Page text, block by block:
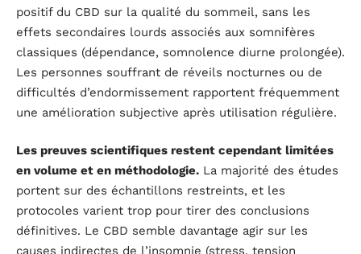
positif du CBD sur la qualité du sommeil, sans les
effets secondaires lourds associés aux somnifères
classiques (dépendance, somnolence diurne prolongée).
Les personnes souffrant de réveils nocturnes ou de
difficultés d’endormissement rapportent fréquemment
une amélioration subjective après utilisation régulière.
Les preuves scientifiques restent cependant limitées
en volume et en méthodologie. La majorité des études
portent sur des échantillons restreints, et les
protocoles varient trop pour tirer des conclusions
définitives. Le CBD semble davantage agir sur les
causes indirectes de l’insomnie (stress, tension